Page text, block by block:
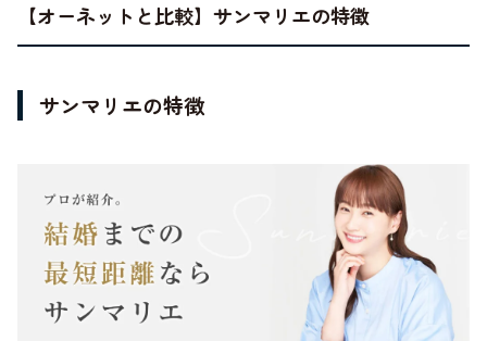
【オーネットと比較】サンマリエの特徴
サンマリエの特徴